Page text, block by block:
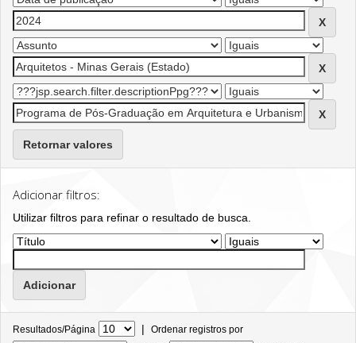
Retornar valores
Adicionar filtros:
Utilizar filtros para refinar o resultado de busca.
Resultados/Página | Ordenar registros por